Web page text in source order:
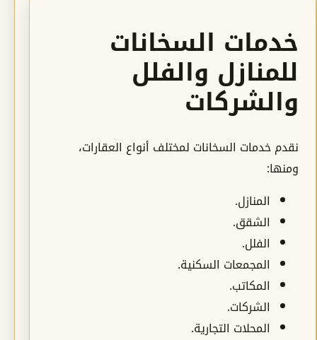
خدمات السخانات
للمنازل والفلل
والشركات
نقدم خدمات السخانات لمختلف أنواع العقارات،
ومنها:
المنازل.
الشقق.
الفلل.
المجمعات السكنية.
المكاتب.
الشركات.
المحلات التجارية.